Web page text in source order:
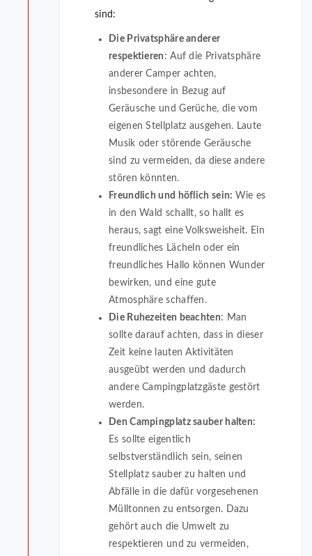
sind:
Die Privatsphäre anderer
respektieren : Auf die Privatsphäre
anderer Camper achten,
insbesondere in Bezug auf
Geräusche und Gerüche, die vom
eigenen Stellplatz ausgehen. Laute
Musik oder störende Geräusche
sind zu vermeiden, da diese andere
stören könnten.
Freundlich und höflich sein: Wie es
in den Wald schallt, so hallt es
heraus, sagt eine Volksweisheit. Ein
freundliches Lächeln oder ein
freundliches Hallo können Wunder
bewirken, und eine gute
Atmosphäre schaffen.
Die Ruhezeiten beachten: Man
sollte darauf achten, dass in dieser
Zeit keine lauten Aktivitäten
ausgeübt werden und dadurch
andere Campingplatzgäste gestört
werden.
Den Campingplatz sauber halten:
Es sollte eigentlich
selbstverständlich sein, seinen
Stellplatz sauber zu halten und
Abfälle in die dafür vorgesehenen
Mülltonnen zu entsorgen. Dazu
gehört auch die Umwelt zu
respektieren und zu vermeiden,